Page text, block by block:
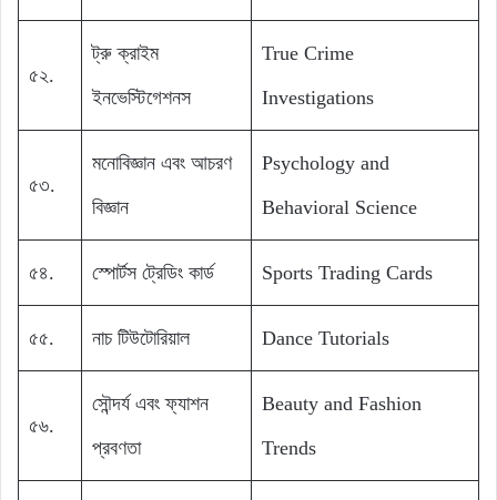
৫২.
ট্রু ক্রাইম
ইনভেস্টিগেশনস
True Crime
Investigations
৫৩.
মনোবিজ্ঞান এবং আচরণ
বিজ্ঞান
Psychology and
Behavioral Science
৫৪. স্পোর্টস ট্রেডিং কার্ড Sports Trading Cards
৫৫. নাচ টিউটোরিয়াল Dance Tutorials
৫৬.
সৌন্দর্য এবং ফ্যাশন
প্রবণতা
Beauty and Fashion
Trends